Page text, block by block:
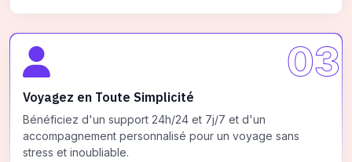
03
Voyagez en Toute Simplicité
Bénéficiez d'un support 24h/24 et 7j/7 et d'un
accompagnement personnalisé pour un voyage sans
stress et inoubliable.